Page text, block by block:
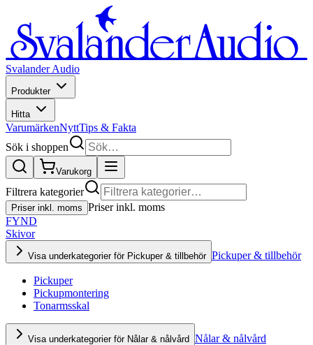
Svalander Audio
Produkter
Hitta
VarumärkenNyttTips & Fakta
Sök i shoppen
Varukorg
Filtrera kategorier
Priser inkl. moms Priser inkl. moms
FYND
Skivor
Visa underkategorier för Pickuper & tillbehör Pickuper & tillbehör
Pickuper
Pickupmontering
Tonarmsskal
Visa underkategorier för Nålar & nålvård Nålar & nålvård